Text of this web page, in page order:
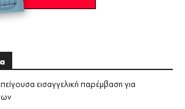
εισαγγελική παρέμβαση για